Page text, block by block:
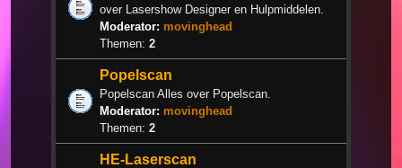
over Lasershow Designer en Hulpmiddelen.
Moderator: movinghead
Themen: 2
Popelscan
Popelscan Alles over Popelscan.
Moderator: movinghead
Themen: 2
HE-Laserscan